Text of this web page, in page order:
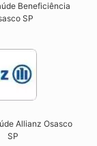
Beneficiência
SP​
Allianz Osasco
SP​